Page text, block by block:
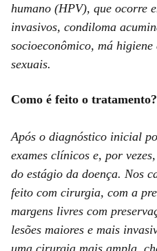
humano (HPV), que ocorre
invasivos, condiloma
socioeconômico, má
sexuais.
Como é feito o tratamento?
Após o diagnóstico inicial
exames clínicos e, por
do estágio da doença. Nos
feito com cirurgia, com a
margens livres com
lesões maiores e mais
uma cirurgia mais ampla,